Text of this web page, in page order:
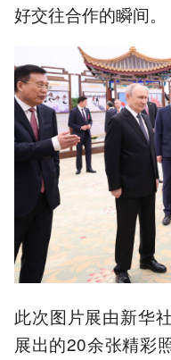
好交往合作的瞬间。
此次图片展由新华
展出的20余张精彩